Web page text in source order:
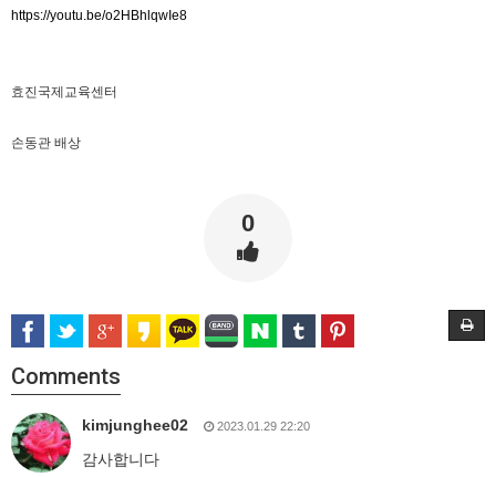
https://youtu.be/o2HBhlqwIe8
효진국제교육센터
손동관 배상
0
Comments
kimjunghee02 2023.01.29 22:20
감사합니다